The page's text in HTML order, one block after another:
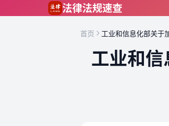
法律法规速查
首页 工业和信息化部关于
工业和